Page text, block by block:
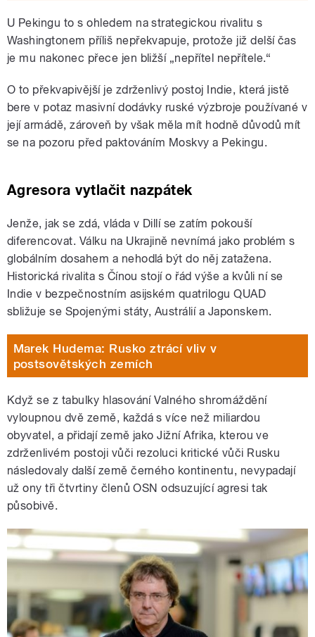
U Pekingu to s ohledem na strategickou rivalitu s
Washingtonem příliš nepřekvapuje, protože již delší čas
je mu nakonec přece jen bližší „nepřítel nepřítele.“
O to překvapivější je zdrženlivý postoj Indie, která jistě
bere v potaz masivní dodávky ruské výzbroje používané v
její armádě, zároveň by však měla mít hodně důvodů mít
se na pozoru před paktováním Moskvy a Pekingu.
Agresora vytlačit nazpátek
Jenže, jak se zdá, vláda v Dillí se zatím pokouší
diferencovat. Válku na Ukrajině nevnímá jako problém s
globálním dosahem a nehodlá být do něj zatažena.
Historická rivalita s Čínou stojí o řád výše a kvůli ní se
Indie v bezpečnostním asijském quatrilogu QUAD
sbližuje se Spojenými státy, Austrálií a Japonskem.
Marek Hudema: Rusko ztrácí vliv v
postsovětských zemích
Když se z tabulky hlasování Valného shromáždění
vyloupnou dvě země, každá s více než miliardou
obyvatel, a přidají země jako Jižní Afrika, kterou ve
zdrženlivém postoji vůči rezoluci kritické vůči Rusku
následovaly další země černého kontinentu, nevypadají
už ony tři čtvrtiny členů OSN odsuzující agresi tak
působivě.